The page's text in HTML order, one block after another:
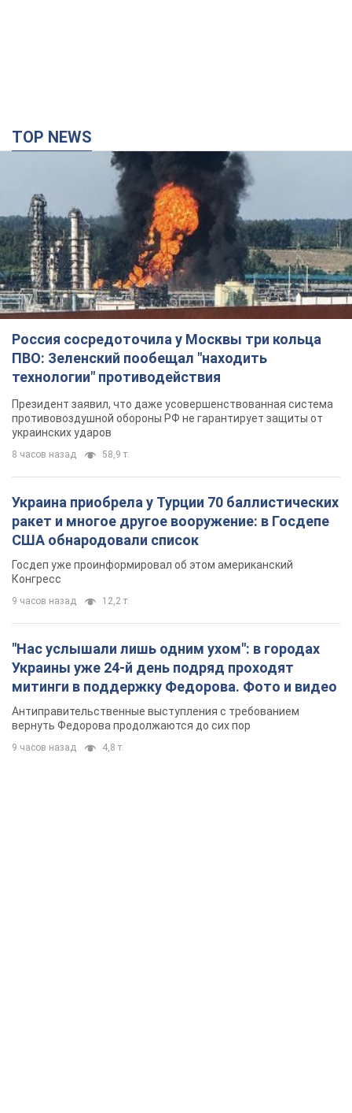
TOP NEWS
Россия сосредоточила у Москвы три кольца
ПВО: Зеленский пообещал "находить
технологии" противодействия
Президент заявил, что даже усовершенствованная система
противовоздушной обороны РФ не гарантирует защиты от
украинских ударов
8 часов назад 58,9 т.
Украина приобрела у Турции 70 баллистических
ракет и многое другое вооружение: в Госдепе
США обнародовали список
Госдеп уже проинформировал об этом американский
Конгресс
9 часов назад 12,2 т.
"Нас услышали лишь одним ухом": в городах
Украины уже 24-й день подряд проходят
митинги в поддержку Федорова. Фото и видео
Антиправительственные выступления с требованием
вернуть Федорова продолжаются до сих пор
9 часов назад 4,8 т.